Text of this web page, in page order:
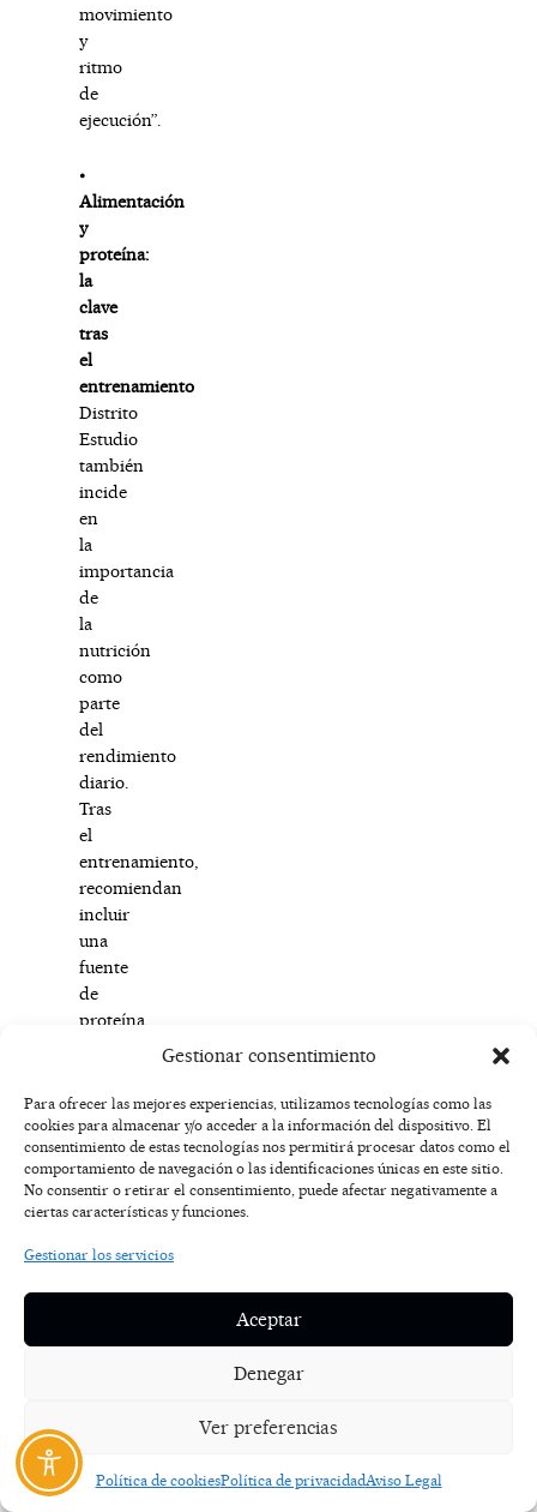
Gestionar consentimiento
Para ofrecer las mejores experiencias, utilizamos tecnologías como las
cookies para almacenar y/o acceder a la información del dispositivo. El
consentimiento de estas tecnologías nos permitirá procesar datos como el
comportamiento de navegación o las identificaciones únicas en este sitio.
No consentir o retirar el consentimiento, puede afectar negativamente a
ciertas características y funciones.
Gestionar los servicios
Aceptar
Denegar
Ver preferencias
Política de cookiesPolítica de privacidadAviso Legal
movimiento
y
ritmo
de
ejecución”.
⦁
Alimentación
y
proteína:
la
clave
tras
el
entrenamiento
Distrito
Estudio
también
incide
en
la
importancia
de
la
nutrición
como
parte
del
rendimiento
diario.
Tras
el
entrenamiento,
recomiendan
incluir
una
fuente
de
proteína
—
ya
sea
en
forma
comida
a
la
recuperación